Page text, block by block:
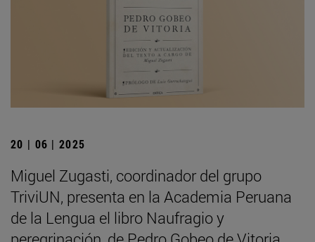
20 | 06 | 2025
Miguel Zugasti, coordinador del grupo
TriviUN, presenta en la Academia Peruana
de la Lengua el libro Naufragio y